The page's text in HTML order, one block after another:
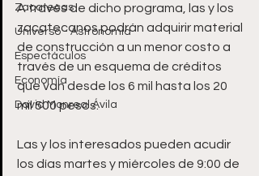
Zacatecas
Universo - Astronomía
Espectáculos
Economía
David Monreal Ávila
A través de dicho programa, las y los
zacatecanos podrán adquirir material
de construcción a un menor costo a
través de un esquema de créditos
que van desde los 6 mil hasta los 20
mil 500 pesos.
Las y los interesados pueden acudir
los días martes y miércoles de 9:00 de